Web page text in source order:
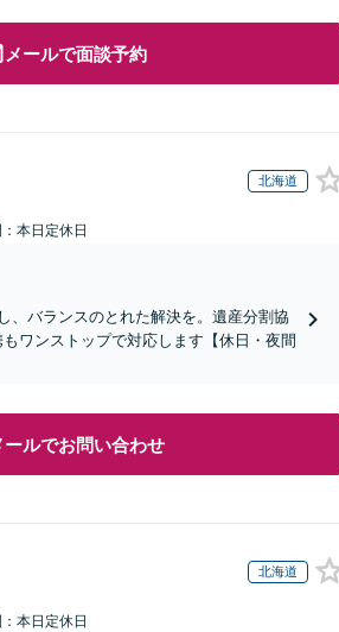
メールで面談予約
北海道
本日定休日
、バランスのとれた解決を。遺産分割協
ワンストップで対応します【休日・夜間
ールでお問い合わせ
北海道
本日定休日